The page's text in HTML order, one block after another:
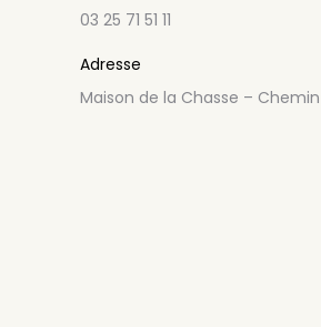
03 25 71 51 11
Adresse
Maison de la Chasse – Chemin